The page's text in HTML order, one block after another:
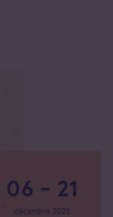
06 - 21
décembre 2025